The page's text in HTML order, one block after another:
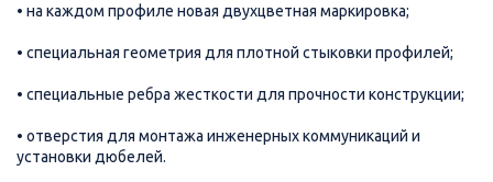
• на каждом профиле новая двухцветная маркировка;
• специальная геометрия для плотной стыковки профилей;
• специальные ребра жесткости для прочности конструкции;
• отверстия для монтажа инженерных коммуникаций и
установки дюбелей.